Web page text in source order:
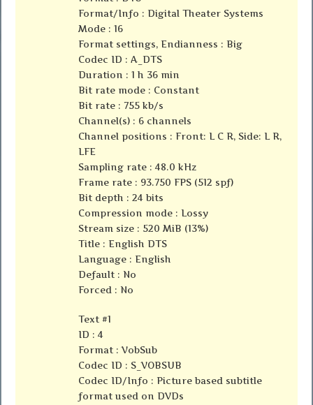
Format/Info : Digital Theater Systems
Mode : 16
Format settings, Endianness : Big
Codec ID : A_DTS
Duration : 1 h 36 min
Bit rate mode : Constant
Bit rate : 755 kb/s
Channel(s) : 6 channels
Channel positions : Front: L C R, Side: L R,
LFE
Sampling rate : 48.0 kHz
Frame rate : 93.750 FPS (512 spf)
Bit depth : 24 bits
Compression mode : Lossy
Stream size : 520 MiB (13%)
Title : English DTS
Language : English
Default : No
Forced : No
Text #1
ID : 4
Format : VobSub
Codec ID : S_VOBSUB
Codec ID/Info : Picture based subtitle
format used on DVDs